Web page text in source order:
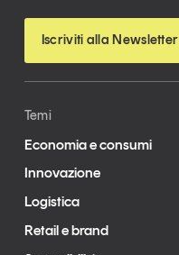
Iscriviti alla Newsletter
Temi
Economia e consumi
Innovazione
Logistica
Retail e brand